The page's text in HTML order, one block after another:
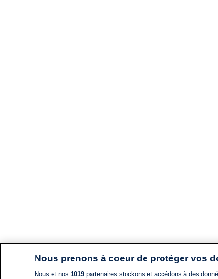
Nous prenons à coeur de protéger vos
Nous et nos 1019partenaires stockons et accédons à des